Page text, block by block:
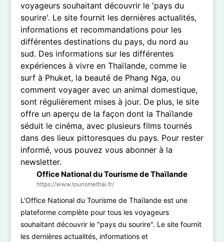
Office National du Tourisme de Thaïlande
https://www.tourismethai.fr/
L'Office National du Tourisme de Thaïlande est une
plateforme complète pour tous les voyageurs
souhaitant découvrir le "pays du sourire". Le site fournit
les dernières actualités, informations et